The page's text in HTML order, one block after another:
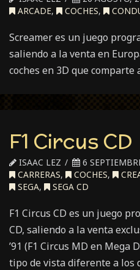
ARCADE, COCHES,
Screamer es un juego
saliendo a la venta en
coches en 3D que
F1 Circus CD
ISAAC LEZ
6
CARRERAS, COCHES,
SEGA, SEGA CD
F1 Circus CD es un juego
CD, saliendo a la venta
’91 (F1 Circus MD en
tipo de vista diferente a los